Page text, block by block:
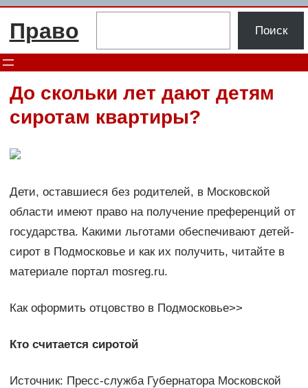
Перейти
Право Поиск
До скольки лет дают детям
сиротам квартиры?
Дети, оставшиеся без родителей, в Московской
области имеют право на получение преференций от
государства. Какими льготами обеспечивают детей-
сирот в Подмосковье и как их получить, читайте в
материале портал mosreg.ru.
Как оформить отцовство в Подмосковье>>
Кто считается сиротой
Источник: Пресс-служба Губернатора Московской